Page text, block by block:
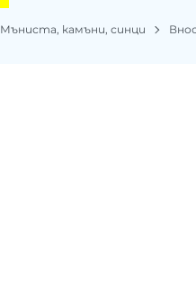
Мъниста, камъни, синци